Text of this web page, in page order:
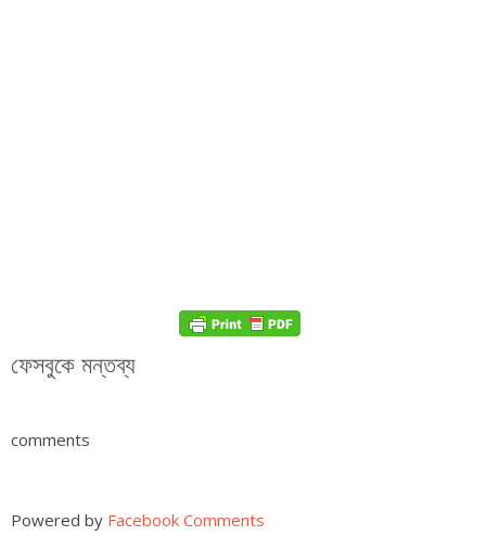
ফেসবুকে মন্তব্য
comments
Powered by Facebook Comments